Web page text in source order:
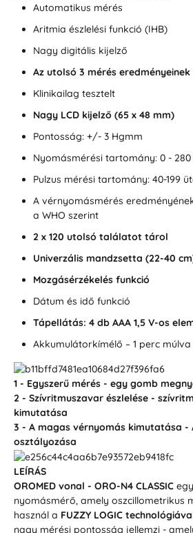
Automatikus mérés
Aritmia észlelési funkció (IHB)
Nagy digitális kijelző
Az utolsó 3 mérés
Klinikailag tesztelt
Nagy LCD kijelző (65 x 48 mm)
Pontosság: +/- 3 Hgmm
Nyomásmérési tartomány: 0 -
Pulzus mérési tartomány: 40-199
A vérnyomásmérés
a WHO szerint
2 x 120 utolsó találatot tárol
Univerzális mandzsetta (22-40
Mozgásérzékelés funkció
Dátum és idő funkció
Tápellátás: 4 db AAA 1,5 V-os
Akkumulátorkímélő – 1 perc
1 - Egyszerű mérés - egy gomb
2 - Szívritmuszavar észlelése -
kimutatása
3 - A magas vérnyomás kimutatása -
osztályozása
LEÍRÁS
OROMED vonal - ORO-N4 CLASSIC
nyomásmérő, amely oszcillometrikus
használ a FUZZY LOGIC
nagy mérési pontosság jellemzi -